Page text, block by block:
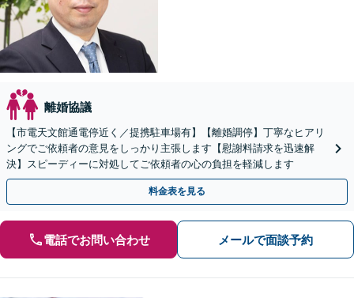
離婚協議
【市電天文館通電停近く／提携駐車場有】【離婚調停】丁寧なヒアリ
ングでご依頼者の意見をしっかり主張します【慰謝料請求を迅速解
決】スピーディーに対処してご依頼者の心の負担を軽減します
料金表を見る
電話でお問い合わせ メールで面談予約